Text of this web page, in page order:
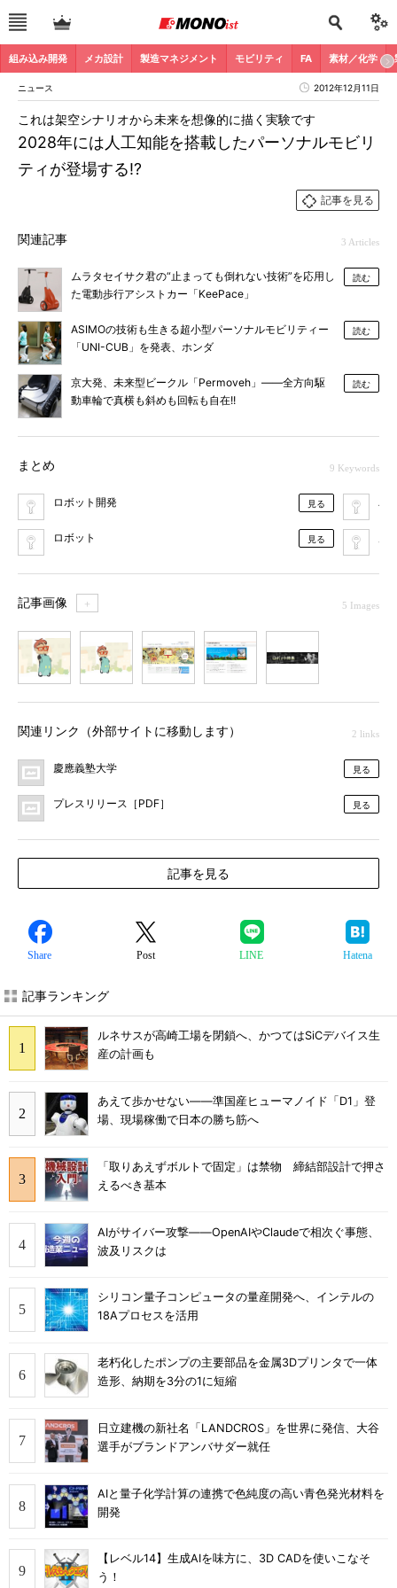
組み込み開発 メカ設計 製造マネジメント モビリティ FA 素材／化学
ニュース 2012年12月11日
2028年には人工知能を搭載したパーソナルモビリ
ティが登場する!?
これは架空シナリオから未来を想像的に描く実験です
記事を見る
関連記事 3 Articles
ムラタセイサク君の“止まっても倒れない技術”を応用し
た電動歩行アシストカー「KeePace」
読む
ASIMOの技術も生きる超小型パーソナルモビリティー
「UNI-CUB」を発表、ホンダ
読む
京大発、未来型ビークル「Permoveh」――全方向駆
動車輪で真横も斜めも回転も自在!!
読む
まとめ 9 Keywords
ロボット開発 見る
ロボット 見る
パ
記事画像 ＋ 5 Images
関連リンク（外部サイトに移動します） 2 links
慶應義塾大学 見る
プレスリリース［PDF］ 見る
記事を見る
Share Post LINE Hatena
記事ランキング
ルネサスが高崎工場を閉鎖へ、かつてはSiCデバイス生
産の計画も
あえて歩かせない――準国産ヒューマノイド「D1」登
場、現場稼働で日本の勝ち筋へ
「取りあえずボルトで固定」は禁物 締結部設計で押さ
えるべき基本
AIがサイバー攻撃――OpenAIやClaudeで相次ぐ事態、
波及リスクは
シリコン量子コンピュータの量産開発へ、インテルの
18Aプロセスを活用
老朽化したポンプの主要部品を金属3Dプリンタで一体
造形、納期を3分の1に短縮
日立建機の新社名「LANDCROS」を世界に発信、大谷
選手がブランドアンバサダー就任
AIと量子化学計算の連携で色純度の高い青色発光材料を
開発
【レベル14】生成AIを味方に、3D CADを使いこなそ
う！